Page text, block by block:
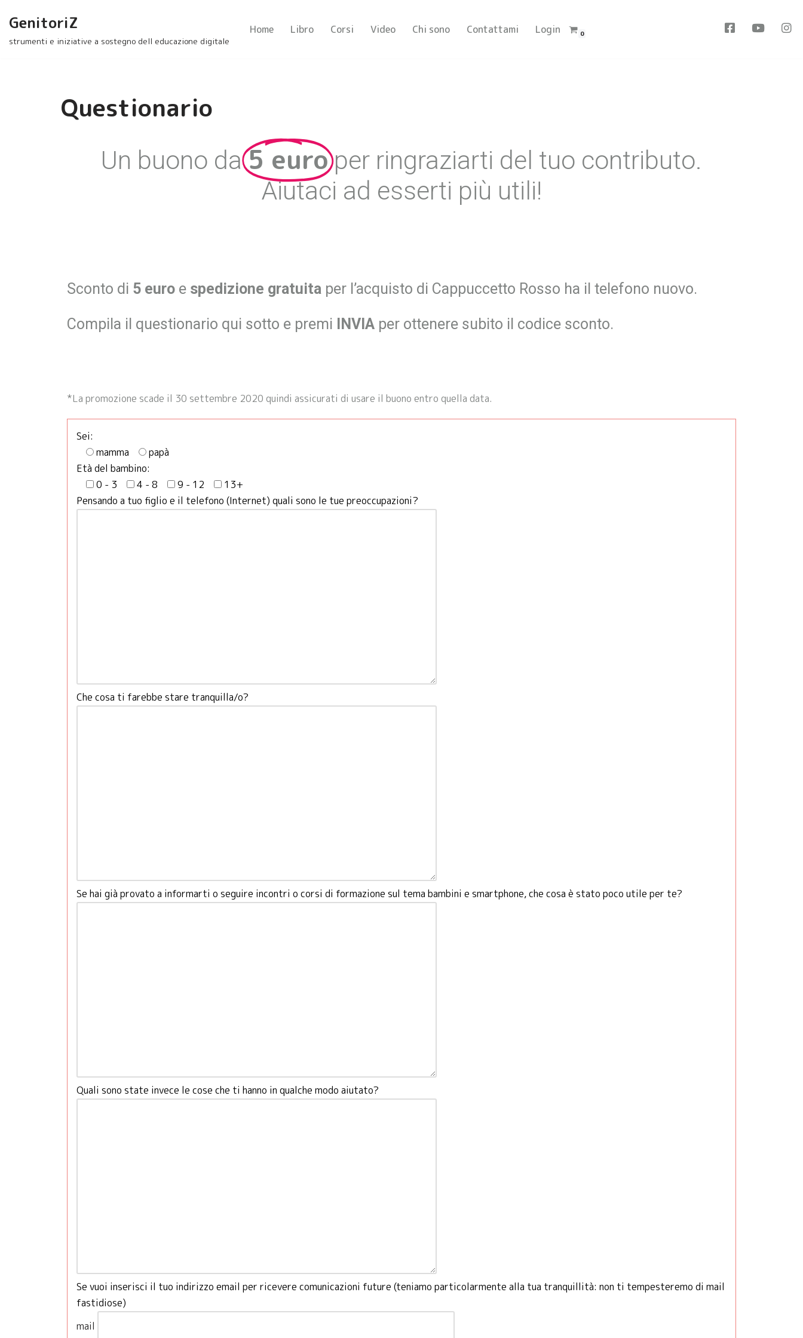
GenitoriZ
strumenti e iniziative a sostegno dell educazione digitale
Home Libro Corsi Video Chi sono Contattami Login 0 FacebookYoutube
Questionario
Un buono da5 euro per ringraziarti del tuo contributo.
Aiutaci ad esserti più utili!
Sconto di 5 euro e spedizione gratuita per l’acquisto di Cappuccetto Rosso ha il telefono nuovo.
Compila il questionario qui sotto e premi INVIA per ottenere subito il codice sconto.
*La promozione scade il 30 settembre 2020 quindi assicurati di usare il buono entro quella data.
Sei:
mamma
papà
Età del bambino:
0 - 3
4 - 8 9 - 12
13+
Pensando a tuo figlio e il telefono (Internet) quali sono le tue preoccupazioni?
Che cosa ti farebbe stare tranquilla/o?
Se hai già provato a informarti o seguire incontri o corsi di formazione sul tema bambini e smartphone, che cosa è stato poco utile per te?
Quali sono state invece le cose che ti hanno in qualche modo aiutato?
Se vuoi inserisci il tuo indirizzo email per ricevere comunicazioni future (teniamo particolarmente alla tua tranquillità: non ti tempesteremo di mail
fastidiose)
mail